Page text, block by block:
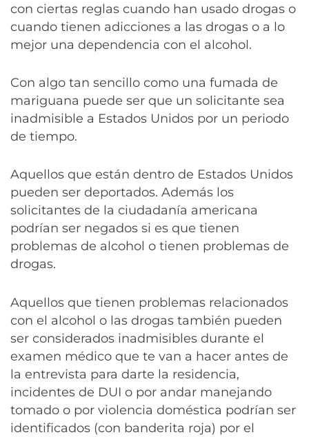
con ciertas reglas cuando han usado drogas o
cuando tienen adicciones a las drogas o a lo
mejor una dependencia con el alcohol.
Con algo tan sencillo como una fumada de
mariguana puede ser que un solicitante sea
inadmisible a Estados Unidos por un periodo
de tiempo.
Aquellos que están dentro de Estados Unidos
pueden ser deportados. Además los
solicitantes de la ciudadanía americana
podrían ser negados si es que tienen
problemas de alcohol o tienen problemas de
drogas.
Aquellos que tienen problemas relacionados
con el alcohol o las drogas también pueden
ser considerados inadmisibles durante el
examen médico que te van a hacer antes de
la entrevista para darte la residencia,
incidentes de DUI o por andar manejando
tomado o por violencia doméstica podrían ser
identificados (con banderita roja) por el